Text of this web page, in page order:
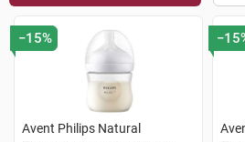
−15%
Avent Philips Natural